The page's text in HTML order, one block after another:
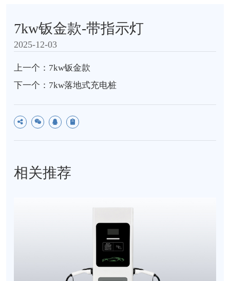
7kw钣金款-带指示灯
2025-12-03
上一个：7kw钣金款
下一个：7kw落地式充电桩
相关推荐